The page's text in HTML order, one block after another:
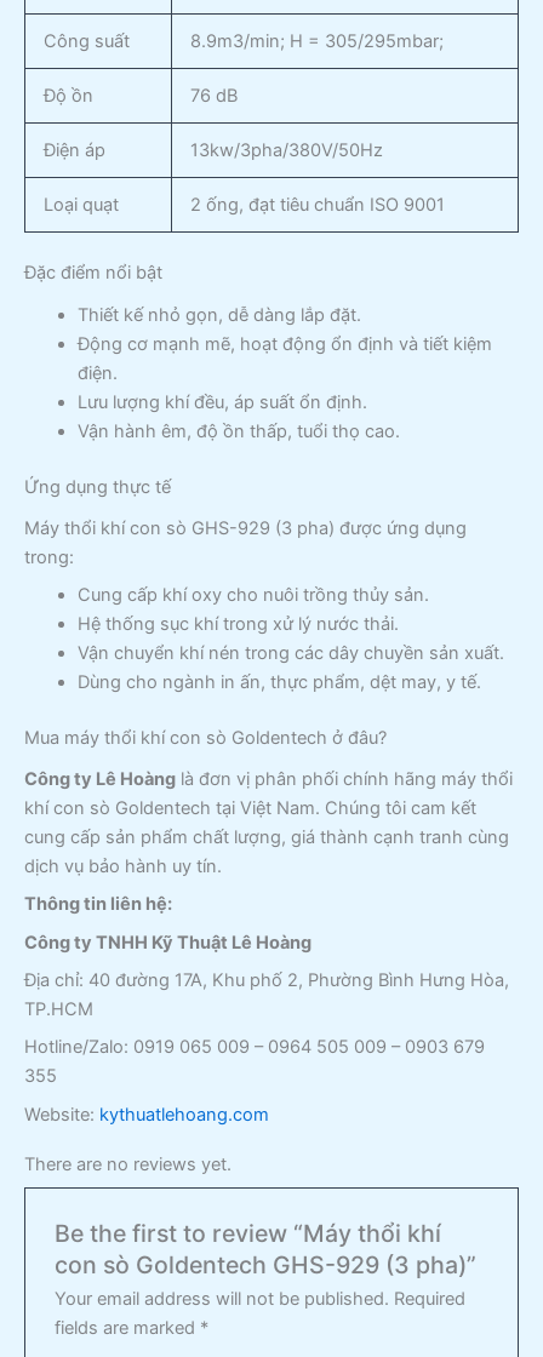
Công suất 8.9m3/min; H = 305/295mbar;
Độ ồn 76 dB
Điện áp 13kw/3pha/380V/50Hz
Loại quạt 2 ống, đạt tiêu chuẩn ISO 9001
Đặc điểm nổi bật
Thiết kế nhỏ gọn, dễ dàng lắp đặt.
Động cơ mạnh mẽ, hoạt động ổn định và tiết kiệm
điện.
Lưu lượng khí đều, áp suất ổn định.
Vận hành êm, độ ồn thấp, tuổi thọ cao.
Ứng dụng thực tế
Máy thổi khí con sò GHS-929 (3 pha) được ứng dụng
trong:
Cung cấp khí oxy cho nuôi trồng thủy sản.
Hệ thống sục khí trong xử lý nước thải.
Vận chuyển khí nén trong các dây chuyền sản xuất.
Dùng cho ngành in ấn, thực phẩm, dệt may, y tế.
Mua máy thổi khí con sò Goldentech ở đâu?
Công ty Lê Hoàng là đơn vị phân phối chính hãng máy thổi
khí con sò Goldentech tại Việt Nam. Chúng tôi cam kết
cung cấp sản phẩm chất lượng, giá thành cạnh tranh cùng
dịch vụ bảo hành uy tín.
Thông tin liên hệ:
Công ty TNHH Kỹ Thuật Lê Hoàng
Địa chỉ: 40 đường 17A, Khu phố 2, Phường Bình Hưng Hòa,
TP.HCM
Hotline/Zalo: 0919 065 009 – 0964 505 009 – 0903 679
355
Website: kythuatlehoang.com
There are no reviews yet.
Be the first to review “Máy thổi khí
con sò Goldentech GHS-929 (3 pha)”
Your email address will not be published. Required
fields are marked *